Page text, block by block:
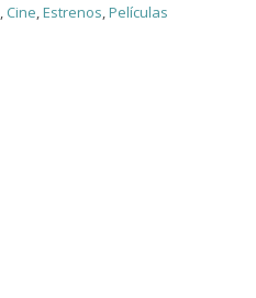
, Cine,Estrenos,Películas